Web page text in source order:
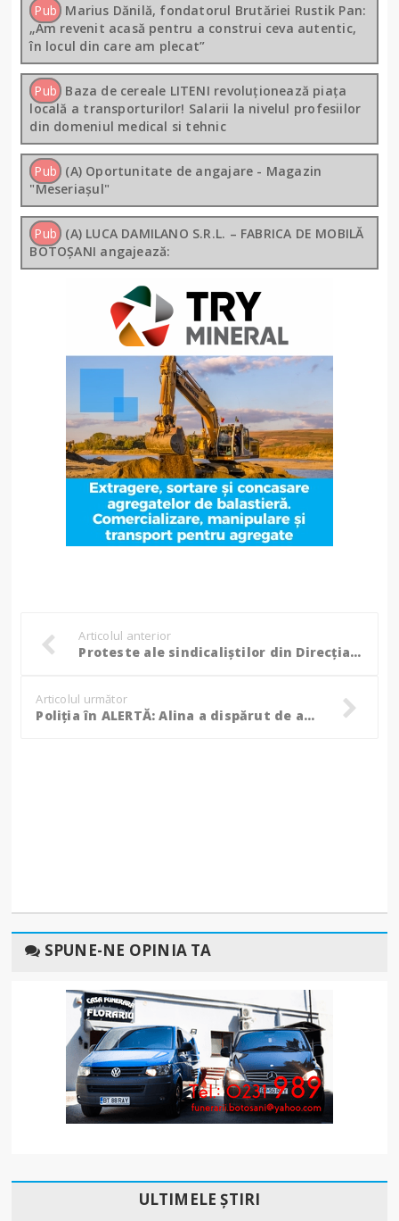
Pub Marius Dănilă, fondatorul Brutăriei Rustik Pan:
„Am revenit acasă pentru a construi ceva autentic,
în locul din care am plecat”
Pub Baza de cereale LITENI revoluționează piața
locală a transporturilor! Salarii la nivelul profesiilor
din domeniul medical si tehnic
Pub (A) Oportunitate de angajare - Magazin
"Meseriașul"
Pub (A) LUCA DAMILANO S.R.L. – FABRICA DE MOBILĂ
BOTOȘANI angajează:
Articolul anterior
Proteste ale sindicaliștilor din Direcția Silvică, nemulțumiți față de proiectul de reorganizare a Romsilva!
Articolul următor
Poliția în ALERTĂ: Alina a dispărut de acasă, sunați la 112 dacă știți ceva despre ea!
SPUNE-NE OPINIA TA
ULTIMELE ȘTIRI